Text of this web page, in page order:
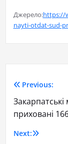
Джерело:https://
nayti-otdat-sud-
Previous:
приховані
Next: